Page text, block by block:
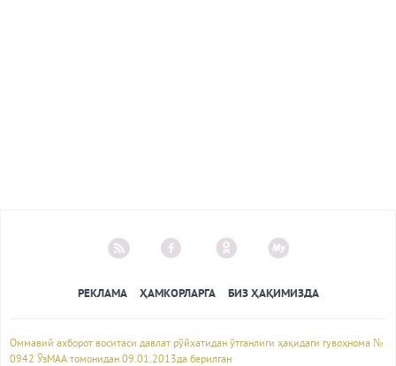
РЕКЛАМА ҲАМКОРЛАРГА БИЗ ҲАҚИМИЗДА
Оммавий ахборот воситаси давлат рўйхатидан ўтганлиги ҳақидаги гувоҳнома №
0942 ЎзМАА томонидан 09.01.2013да берилган